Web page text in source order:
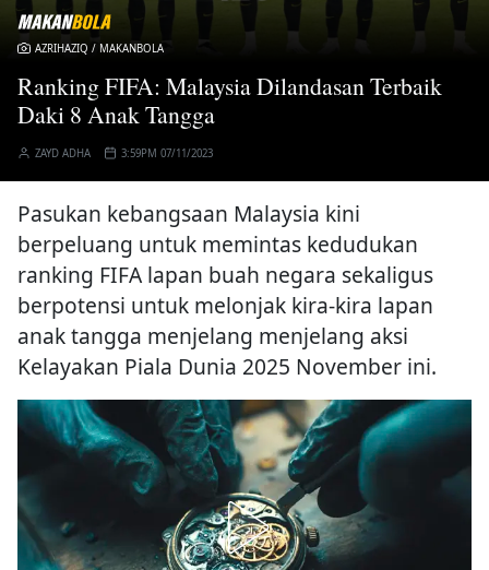
AZRIHAZIQ / MAKANBOLA
Ranking FIFA: Malaysia Dilandasan Terbaik
Daki 8 Anak Tangga
ZAYD ADHA 3:59PM 07/11/2023
Pasukan kebangsaan Malaysia kini
berpeluang untuk memintas kedudukan
ranking FIFA lapan buah negara sekaligus
berpotensi untuk melonjak kira-kira lapan
anak tangga menjelang menjelang aksi
Kelayakan Piala Dunia 2025 November ini.